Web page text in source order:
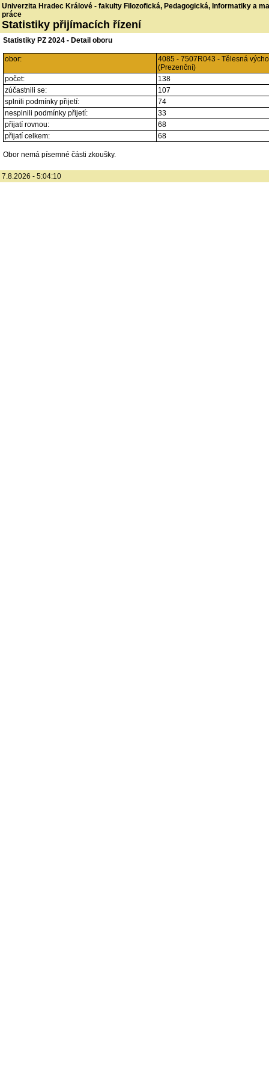
Univerzita Hradec Králové - fakulty Filozofická, Pedagogická, Informatiky a
práce
Statistiky přijímacích řízení
Statistiky PZ 2024 - Detail oboru
obor:
4085 - 7507R043 - Tělesná
(Prezenční)
počet:
138
zúčastnili se:
107
splnili podmínky přijetí:
74
nesplnili podmínky přijetí:
33
přijatí rovnou:
68
přijatí celkem:
68
Obor nemá písemné části zkoušky.
7.8.2026 - 5:04:10